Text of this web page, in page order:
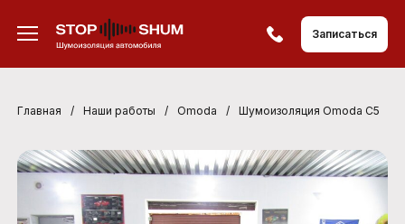
Записаться
Главная / Наши работы / Omoda / Шумоизоляция Omoda C5